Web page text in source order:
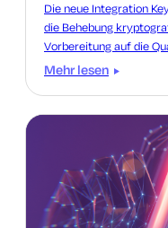
Die neue Integration
die Behebung
Vorbereitung auf die
Mehr lesen